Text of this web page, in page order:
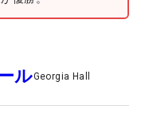
ルGeorgia Hall